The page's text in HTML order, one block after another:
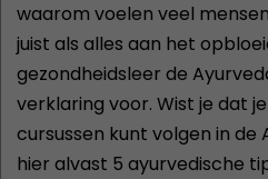
waarom voelen veel
juist als alles aan het
gezondheidsleer de
verklaring voor. Wist je dat
cursussen kunt volgen in de
hier alvast 5 ayurvedische